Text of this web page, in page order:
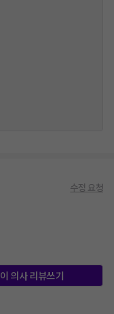
수정 요청
이 의사 리뷰쓰기